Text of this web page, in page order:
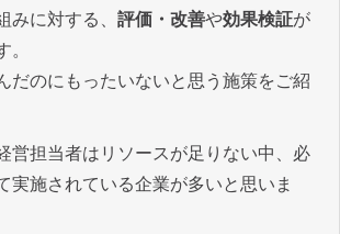
みに対する、 評価・改善や効果検証が
。
だのにもったいないと思う施策をご紹
営担当者はリソースが足りない中、必
実施されている企業が多いと思いま